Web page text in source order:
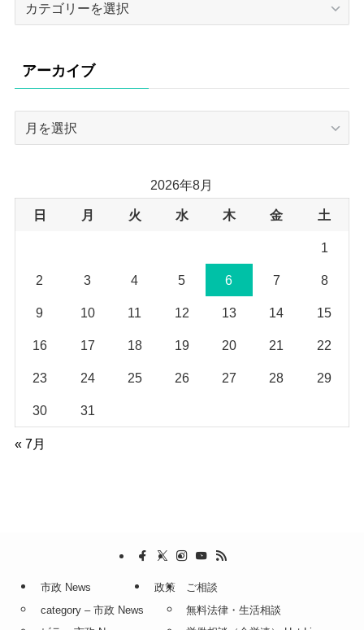
ー
アーカイブ
ブ
2026年8月
日 月 火 水 木 金 土
1
2 3 4 5 6 7 8
9 10 11 12 13 14 15
16 17 18 19 20 21 22
23 24 25 26 27 28 29
30 31
« 7月
市政 News
category – 市政 News
政策
ご相談
無料法律・生活相談